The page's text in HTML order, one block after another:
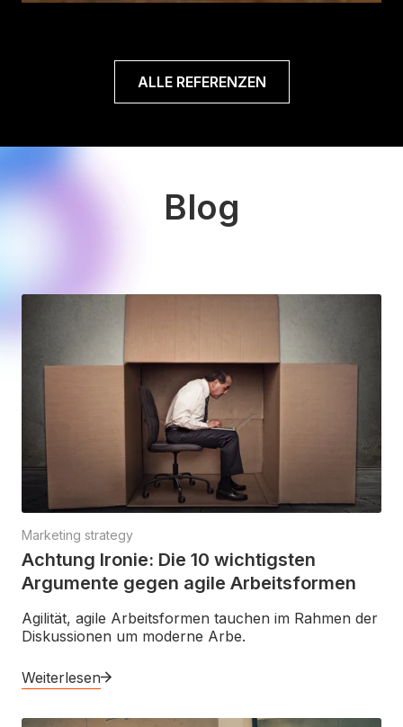
ALLE REFERENZEN
Blog
Marketing strategy
Achtung Ironie: Die 10 wichtigsten
Argumente gegen agile Arbeitsformen
Agilität, agile Arbeitsformen tauchen im Rahmen der
Diskussionen um moderne Arbe.
Weiterlesen